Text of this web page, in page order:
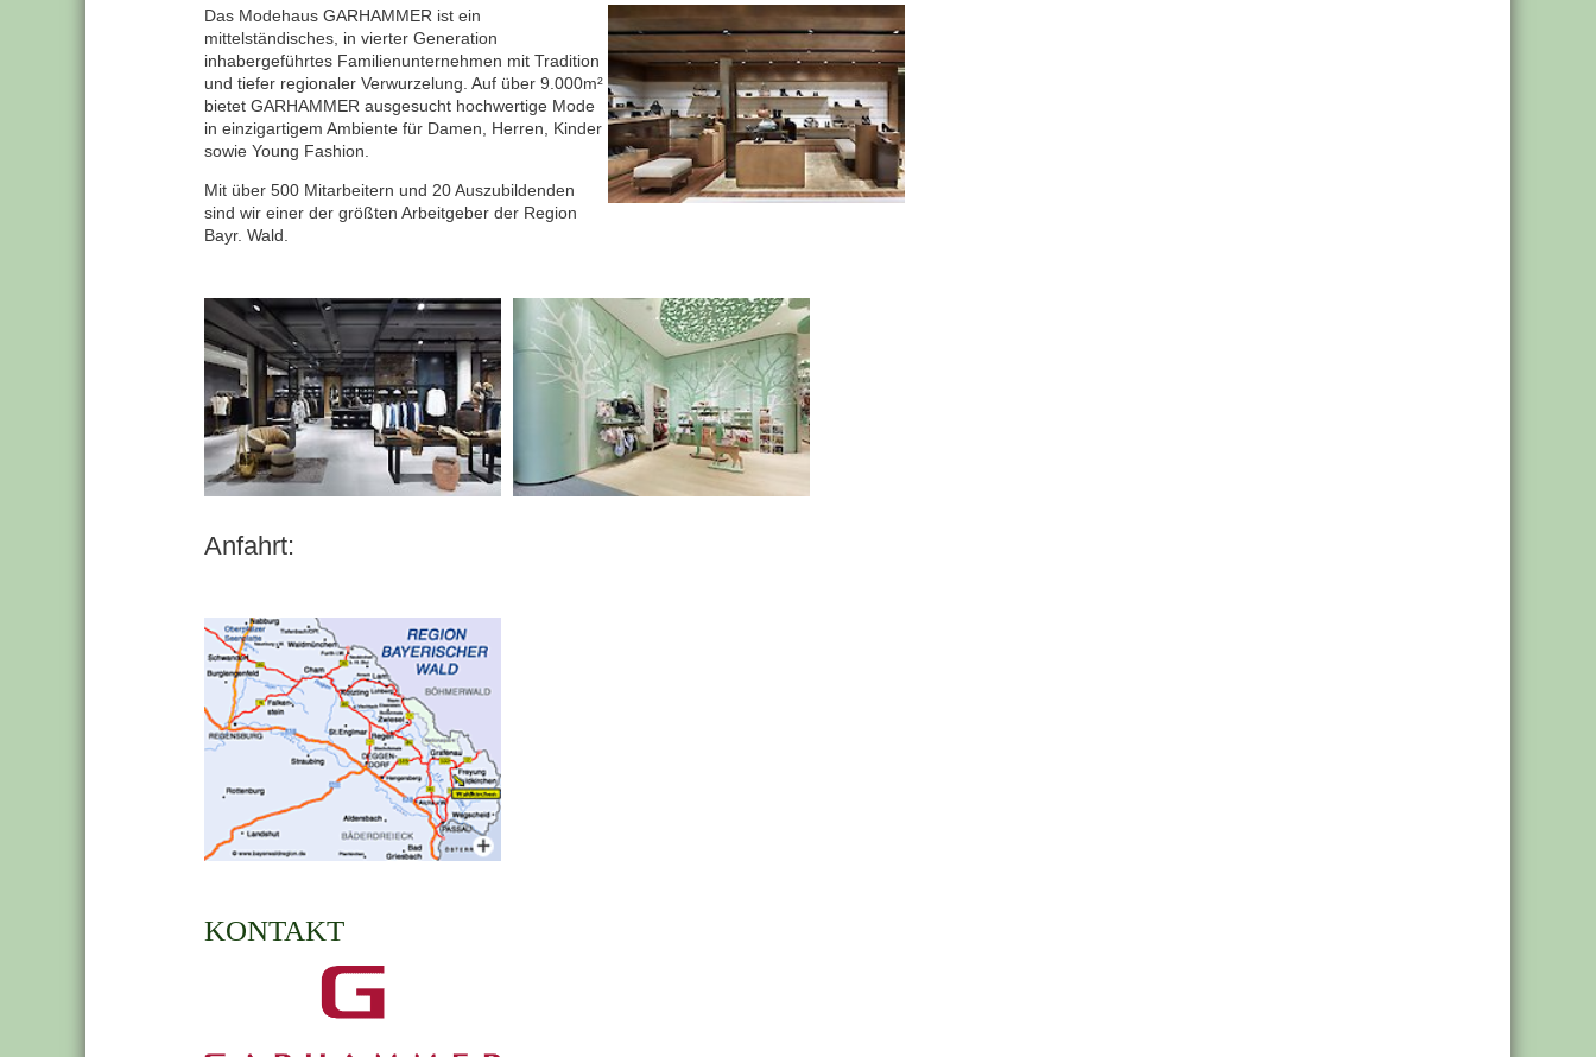
Das Modehaus GARHAMMER ist ein
mittelständisches, in vierter Generation
inhabergeführtes Familienunternehmen mit Tradition
und tiefer regionaler Verwurzelung. Auf über 9.000m²
bietet GARHAMMER ausgesucht hochwertige Mode
in einzigartigem Ambiente für Damen, Herren, Kinder
sowie Young Fashion.
Mit über 500 Mitarbeitern und 20 Auszubildenden
sind wir einer der größten Arbeitgeber der Region
Bayr. Wald.
Anfahrt:
KONTAKT